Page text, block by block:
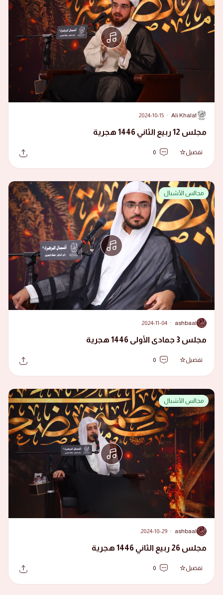
A
Ali Khalaf
·
2024-10-15
مجلس 12 ربيع الثاني 1446 هجرية
تفضيل 0
مجالس الأشبال
A
ashbaal
·
2024-11-04
مجلس 3 جمادى الأولى 1446 هجرية
تفضيل 0
مجالس الأشبال
A
ashbaal
·
2024-10-29
مجلس 26 ربيع الثاني 1446 هجرية
تفضيل 0